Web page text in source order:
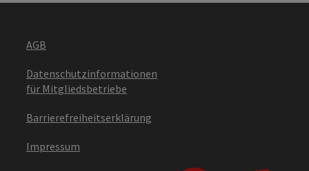
AGB
Datenschutzinformationen
für Mitgliedsbetriebe
Barrierefreiheitserklärung
Impressum